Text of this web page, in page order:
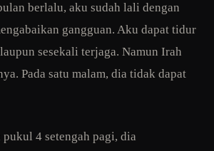
berlalu, aku sudah lali dengan
gangguan. Aku dapat tidur
sesekali terjaga. Namun Irah
Pada satu malam, dia tidak dapat
4 setengah pagi, dia